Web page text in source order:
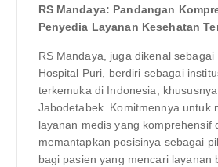
RS Mandaya: Pandangan
Penyedia Layanan Kesehatan
RS Mandaya, juga dikenal
Hospital Puri, berdiri sebagai
terkemuka di Indonesia,
Jabodetabek. Komitmennya untuk
layanan medis yang komprehensif
memantapkan posisinya sebagai
bagi pasien yang mencari layanan